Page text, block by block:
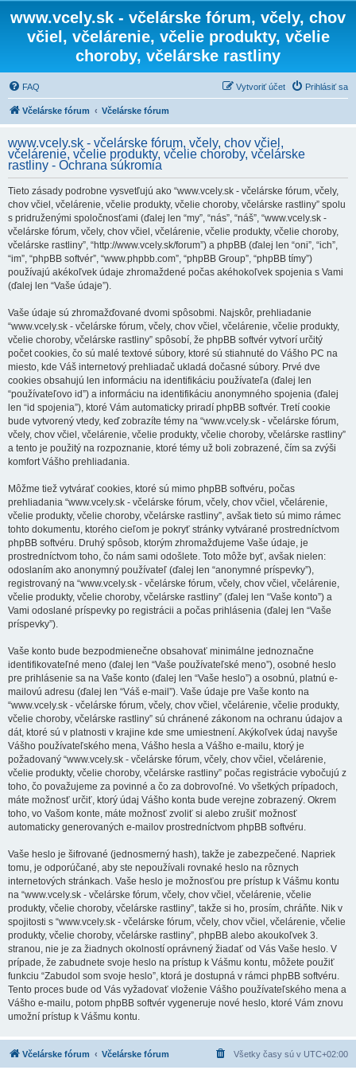
www.vcely.sk - včelárske fórum, včely, chov
včiel, včelárenie, včelie produkty, včelie
choroby, včelárske rastliny
FAQ Prihlásiť sa
Vytvoriť účet
Včelárske fórum Včelárske fórum
www.vcely.sk - včelárske fórum, včely, chov včiel,
včelárenie, včelie produkty, včelie choroby, včelárske
rastliny - Ochrana súkromia
Tieto zásady podrobne vysvetľujú ako “www.vcely.sk - včelárske fórum, včely,
chov včiel, včelárenie, včelie produkty, včelie choroby, včelárske rastliny” spolu
s pridruženými spoločnosťami (ďalej len “my”, “nás”, “náš”, “www.vcely.sk -
včelárske fórum, včely, chov včiel, včelárenie, včelie produkty, včelie choroby,
včelárske rastliny”, “http://www.vcely.sk/forum”) a phpBB (ďalej len “oni”, “ich”,
“im”, “phpBB softvér”, “www.phpbb.com”, “phpBB Group”, “phpBB tímy”)
používajú akékoľvek údaje zhromaždené počas akéhokoľvek spojenia s Vami
(ďalej len “Vaše údaje”).
Vaše údaje sú zhromažďované dvomi spôsobmi. Najskôr, prehliadanie
“www.vcely.sk - včelárske fórum, včely, chov včiel, včelárenie, včelie produkty,
včelie choroby, včelárske rastliny” spôsobí, že phpBB softvér vytvorí určitý
počet cookies, čo sú malé textové súbory, ktoré sú stiahnuté do Vášho PC na
miesto, kde Váš internetový prehliadač ukladá dočasné súbory. Prvé dve
cookies obsahujú len informáciu na identifikáciu používateľa (ďalej len
“používateľovo id”) a informáciu na identifikáciu anonymného spojenia (ďalej
len “id spojenia”), ktoré Vám automaticky priradí phpBB softvér. Tretí cookie
bude vytvorený vtedy, keď zobrazíte témy na “www.vcely.sk - včelárske fórum,
včely, chov včiel, včelárenie, včelie produkty, včelie choroby, včelárske rastliny”
a tento je použitý na rozpoznanie, ktoré témy už boli zobrazené, čím sa zvýši
komfort Vášho prehliadania.
Môžme tiež vytvárať cookies, ktoré sú mimo phpBB softvéru, počas
prehliadania “www.vcely.sk - včelárske fórum, včely, chov včiel, včelárenie,
včelie produkty, včelie choroby, včelárske rastliny”, avšak tieto sú mimo rámec
tohto dokumentu, ktorého cieľom je pokryť stránky vytvárané prostredníctvom
phpBB softvéru. Druhý spôsob, ktorým zhromažďujeme Vaše údaje, je
prostredníctvom toho, čo nám sami odošlete. Toto môže byť, avšak nielen:
odoslaním ako anonymný používateľ (ďalej len “anonymné príspevky”),
registrovaný na “www.vcely.sk - včelárske fórum, včely, chov včiel, včelárenie,
včelie produkty, včelie choroby, včelárske rastliny” (ďalej len “Vaše konto”) a
Vami odoslané príspevky po registrácii a počas prihlásenia (ďalej len “Vaše
príspevky”).
Vaše konto bude bezpodmienečne obsahovať minimálne jednoznačne
identifikovateľné meno (ďalej len “Vaše používateľské meno”), osobné heslo
pre prihlásenie sa na Vaše konto (ďalej len “Vaše heslo”) a osobnú, platnú e-
mailovú adresu (ďalej len “Váš e-mail”). Vaše údaje pre Vaše konto na
“www.vcely.sk - včelárske fórum, včely, chov včiel, včelárenie, včelie produkty,
včelie choroby, včelárske rastliny” sú chránené zákonom na ochranu údajov a
dát, ktoré sú v platnosti v krajine kde sme umiestnení. Akýkoľvek údaj navyše
Vášho používateľského mena, Vášho hesla a Vášho e-mailu, ktorý je
požadovaný “www.vcely.sk - včelárske fórum, včely, chov včiel, včelárenie,
včelie produkty, včelie choroby, včelárske rastliny” počas registrácie vybočujú z
toho, čo považujeme za povinné a čo za dobrovoľné. Vo všetkých prípadoch,
máte možnosť určiť, ktorý údaj Vášho konta bude verejne zobrazený. Okrem
toho, vo Vašom konte, máte možnosť zvoliť si alebo zrušiť možnosť
automaticky generovaných e-mailov prostredníctvom phpBB softvéru.
Vaše heslo je šifrované (jednosmerný hash), takže je zabezpečené. Napriek
tomu, je odporúčané, aby ste nepoužívali rovnaké heslo na rôznych
internetových stránkach. Vaše heslo je možnosťou pre prístup k Vášmu kontu
na “www.vcely.sk - včelárske fórum, včely, chov včiel, včelárenie, včelie
produkty, včelie choroby, včelárske rastliny”, takže si ho, prosím, chráňte. Nik v
spojitosti s “www.vcely.sk - včelárske fórum, včely, chov včiel, včelárenie, včelie
produkty, včelie choroby, včelárske rastliny”, phpBB alebo akoukoľvek 3.
stranou, nie je za žiadnych okolností oprávnený žiadať od Vás Vaše heslo. V
prípade, že zabudnete svoje heslo na prístup k Vášmu kontu, môžete použiť
funkciu “Zabudol som svoje heslo”, ktorá je dostupná v rámci phpBB softvéru.
Tento proces bude od Vás vyžadovať vloženie Vášho používateľského mena a
Vášho e-mailu, potom phpBB softvér vygeneruje nové heslo, ktoré Vám znovu
umožní prístup k Vášmu kontu.
Včelárske fórum Včelárske fórum Všetky časy sú v UTC+02:00